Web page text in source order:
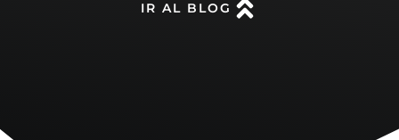
IR AL BLOG